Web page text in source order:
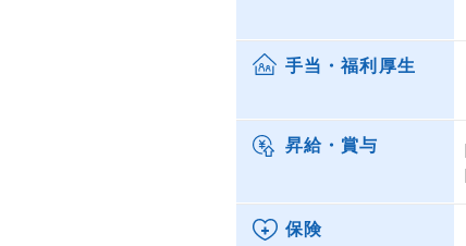
手当・福利厚生
昇給・賞与
保険